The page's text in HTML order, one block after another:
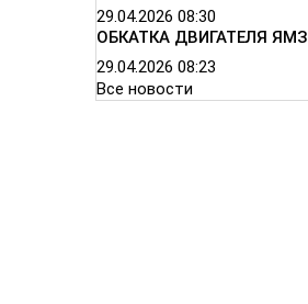
29.04.2026 08:30
ОБКАТКА ДВИГАТЕЛЯ ЯМЗ
29.04.2026 08:23
Все новости